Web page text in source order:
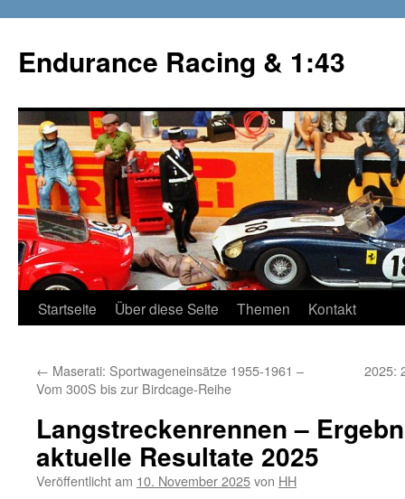
springen
Endurance Racing & 1:43
Startseite Über diese Seite Themen Kontakt
← Maserati: Sportwageneinsätze 1955-1961 –
Vom 300S bis zur Birdcage-Reihe
2025:
Langstreckenrennen –
aktuelle Resultate 2025
Veröffentlicht am 10. November 2025von HH